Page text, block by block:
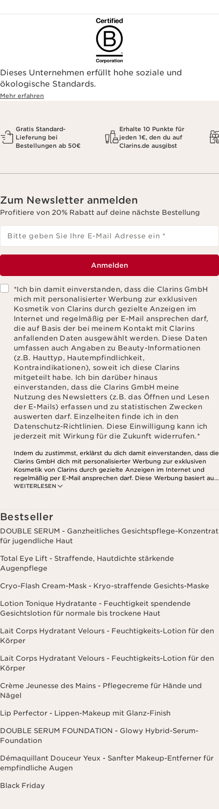
Dieses Unternehmen erfüllt hohe soziale und
ökologische Standards.
Mehr erfahren
Gratis Standard-
Lieferung bei
Bestellungen ab 50€
Erhalte 10 Punkte für
jeden 1€, den du auf
Clarins.de ausgibst
Zum Newsletter anmelden
Profitiere von 20% Rabatt auf deine nächste Bestellung
Bitte geben Sie Ihre E-Mail Adresse ein *
Anmelden
*Ich bin damit einverstanden, dass die Clarins GmbH
mich mit personalisierter Werbung zur exklusiven
Kosmetik von Clarins durch gezielte Anzeigen im
Internet und regelmäßig per E-Mail ansprechen darf,
die auf Basis der bei meinem Kontakt mit Clarins
anfallenden Daten ausgewählt werden. Diese Daten
umfassen auch Angaben zu Beauty-Informationen
(z.B. Hauttyp, Hautempfindlichkeit,
Kontraindikationen), soweit ich diese Clarins
mitgeteilt habe. Ich bin darüber hinaus
einverstanden, dass die Clarins GmbH meine
Nutzung des Newsletters (z.B. das Öffnen und Lesen
der E-Mails) erfassen und zu statistischen Zwecken
auswerten darf. Einzelheiten finde ich in den
Datenschutz-Richtlinien. Diese Einwilligung kann ich
jederzeit mit Wirkung für die Zukunft widerrufen.*
WEITERLESEN
Indem du zustimmst, erklärst du dich damit einverstanden, dass die
Clarins GmbH dich mit personalisierter Werbung zur exklusiven
Kosmetik von Clarins durch gezielte Anzeigen im Internet und
regelmäßig per E-Mail ansprechen darf. Diese Werbung basiert auf
den Daten, die bei deinem Kontakt mit Clarins anfallen,
mitgeteilt hast. Außerdem stimmst du zu, dass die Clarins GmbH
dein Nutzungsverhalten im Zusammenhang mit dem Newsletter
(z.B. das Öffnen und Lesen der E-Mails) erfassen und zu
statistischen Zwecken auswerten darf. Weitere Informationen
findest du in den Datenschutz-Richtlinien. Diese Einwilligung
Bestseller
DOUBLE SERUM - Ganzheitliches Gesichtspflege-Konzentrat
für jugendliche Haut
Total Eye Lift - Straffende, Hautdichte stärkende
Augenpflege
Cryo-Flash Cream-Mask - Kryo-straffende Gesichts-Maske
Lotion Tonique Hydratante - Feuchtigkeit spendende
Gesichtslotion für normale bis trockene Haut
Lait Corps Hydratant Velours - Feuchtigkeits-Lotion für den
Körper
Lait Corps Hydratant Velours - Feuchtigkeits-Lotion für den
Körper
Crème Jeunesse des Mains - Pflegecreme für Hände und
Nägel
Lip Perfector - Lippen-Makeup mit Glanz-Finish
DOUBLE SERUM FOUNDATION - Glowy Hybrid-Serum-
Foundation
Démaquillant Douceur Yeux - Sanfter Makeup-Entferner für
empfindliche Augen
Black Friday